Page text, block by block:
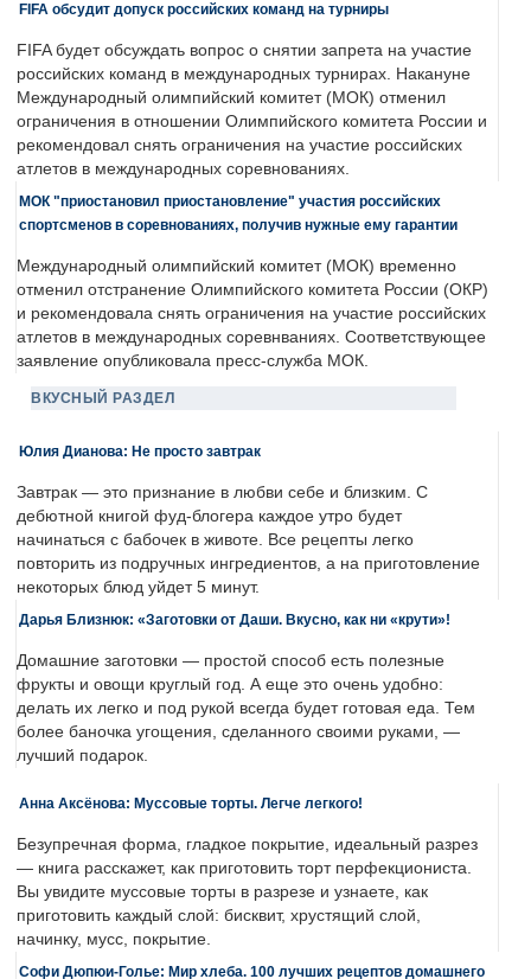
FIFA обсудит допуск российских команд на турниры
FIFA будет обсуждать вопрос о снятии запрета на участие
российских команд в международных турнирах. Накануне
Международный олимпийский комитет (МОК) отменил
ограничения в отношении Олимпийского комитета России и
рекомендовал снять ограничения на участие российских
атлетов в международных соревнованиях.
МОК "приостановил приостановление" участия российских
спортсменов в соревнованиях, получив нужные ему гарантии
Международный олимпийский комитет (МОК) временно
отменил отстранение Олимпийского комитета России (ОКР)
и рекомендовала снять ограничения на участие российских
атлетов в международных соревнваниях. Соответствующее
заявление опубликовала пресс-служба МОК.
ВКУСНЫЙ РАЗДЕЛ
Юлия Дианова: Не просто завтрак
Завтрак — это признание в любви себе и близким. С
дебютной книгой фуд-блогера каждое утро будет
начинаться с бабочек в животе. Все рецепты легко
повторить из подручных ингредиентов, а на приготовление
некоторых блюд уйдет 5 минут.
Дарья Близнюк: «Заготовки от Даши. Вкусно, как ни «крути»!
Домашние заготовки — простой способ есть полезные
фрукты и овощи круглый год. А еще это очень удобно:
делать их легко и под рукой всегда будет готовая еда. Тем
более баночка угощения, сделанного своими руками, —
лучший подарок.
Анна Аксёнова: Муссовые торты. Легче легкого!
Безупречная форма, гладкое покрытие, идеальный разрез
— книга расскажет, как приготовить торт перфекциониста.
Вы увидите муссовые торты в разрезе и узнаете, как
приготовить каждый слой: бисквит, хрустящий слой,
начинку, мусс, покрытие.
Софи Дюпюи-Голье: Мир хлеба. 100 лучших рецептов домашнего